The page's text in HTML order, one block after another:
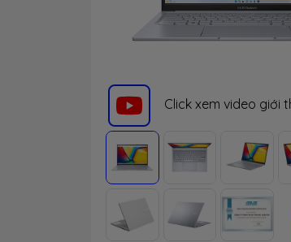
Click xem video giới